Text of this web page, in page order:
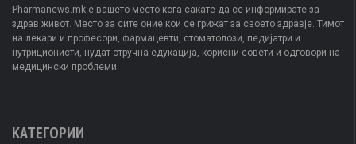
Pharmanews.mk е вашето место кога сакате да се информирате за
здрав живот. Место за сите оние кои се грижат за своето здравје. Тимот
на лекари и професори, фармацевти, стоматолози, педијатри и
нутриционисти, нудат стручна едукација, корисни совети и одговори на
медицински проблеми.
КАТЕГОРИИ